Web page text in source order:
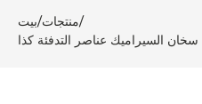
بيت/منتجات/
السيراميك عناصر التدفئة كذا